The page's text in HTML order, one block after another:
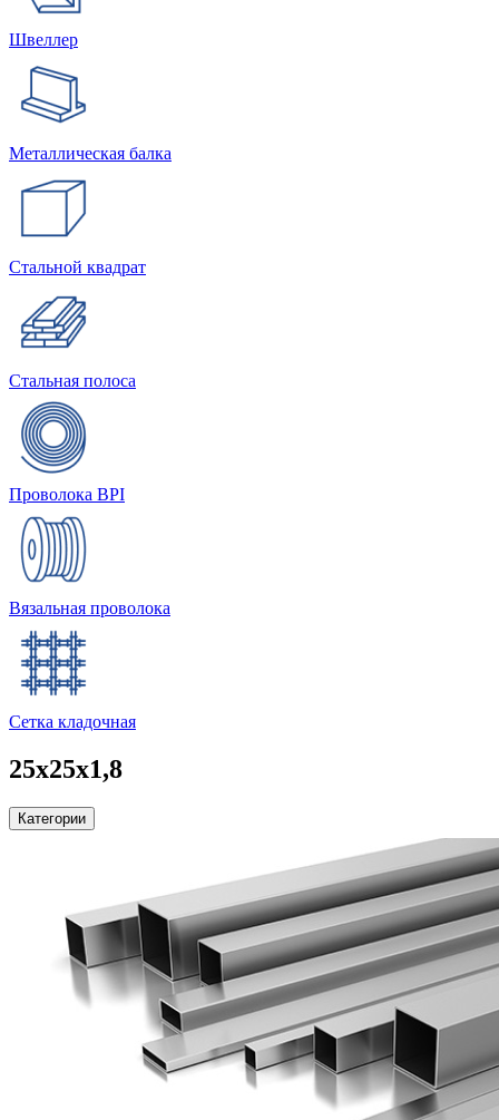
Швеллер
Металлическая балка
Стальной квадрат
Стальная полоса
Проволока BPI
Вязальная проволока
Сетка кладочная
25х25х1,8
Категории